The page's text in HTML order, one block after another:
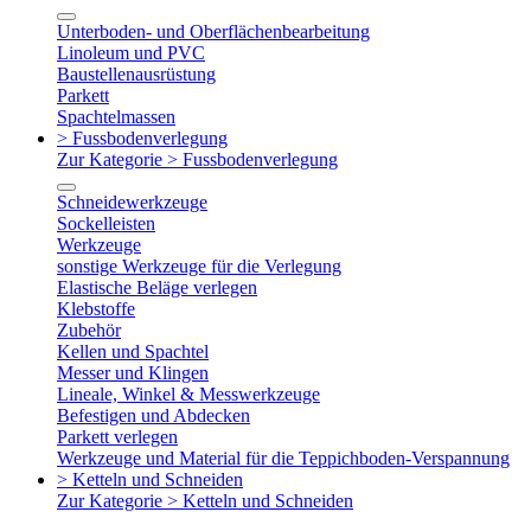
Unterboden- und Oberflächenbearbeitung
Linoleum und PVC
Baustellenausrüstung
Parkett
Spachtelmassen
> Fussbodenverlegung
Zur Kategorie > Fussbodenverlegung
Schneidewerkzeuge
Sockelleisten
Werkzeuge
sonstige Werkzeuge für die Verlegung
Elastische Beläge verlegen
Klebstoffe
Zubehör
Kellen und Spachtel
Messer und Klingen
Lineale, Winkel & Messwerkzeuge
Befestigen und Abdecken
Parkett verlegen
Werkzeuge und Material für die Teppichboden-Verspannung
> Ketteln und Schneiden
Zur Kategorie > Ketteln und Schneiden